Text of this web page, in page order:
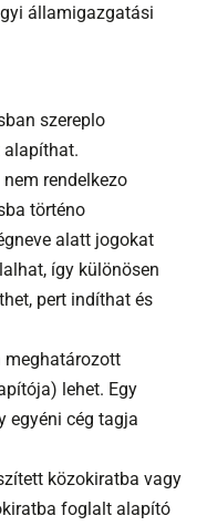
államigazgatási
szereplo
alapíthat.
rendelkezo
történo
alatt jogokat
így különösen
pert indíthat és
meghatározott
lehet. Egy
egyéni cég tagja
közokiratba vagy
foglalt alapító